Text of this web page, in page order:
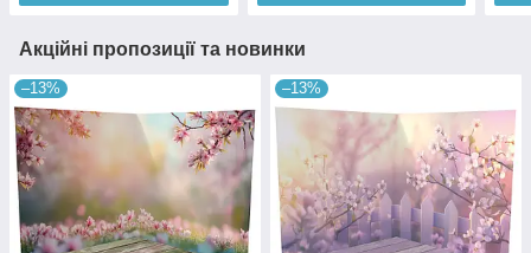
Акційні пропозиції та новинки
–13% –13%